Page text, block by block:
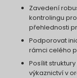
Zavedení
kontrolingu
přehlednosti
Podporovat
rámci celého
Posílit
výkaznictví v